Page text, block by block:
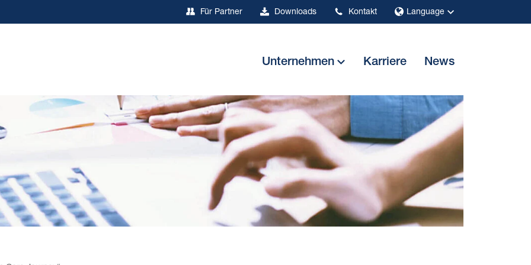
Für Partner Downloads Kontakt Language
Unternehmen Karriere News